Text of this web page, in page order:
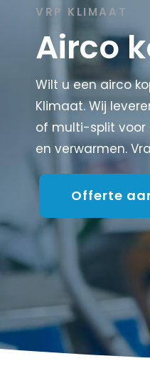
VRP KLIMAAT
Airco
Wilt u een airco
Klimaat. Wij
of multi-split voor
en verwarmen.
Offerte